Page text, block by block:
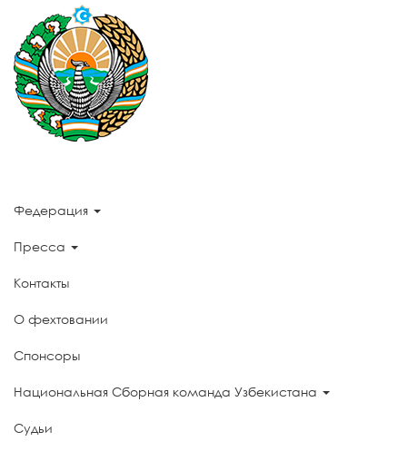
Федерация
Пресса
Контакты
О фехтовании
Спонсоры
Национальная Сборная команда Узбекистана
Судьи